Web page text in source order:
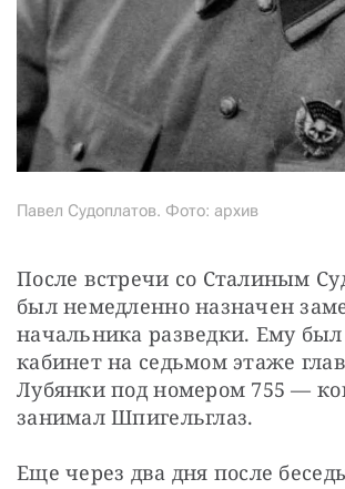
Павел Судоплатов. Фото: архив
После встречи со Сталиным
был немедленно назначен
начальника разведки. Ему
кабинет на седьмом этаже
Лубянки под номером 755 —
занимал Шпигельглаз.
Еще через два дня после